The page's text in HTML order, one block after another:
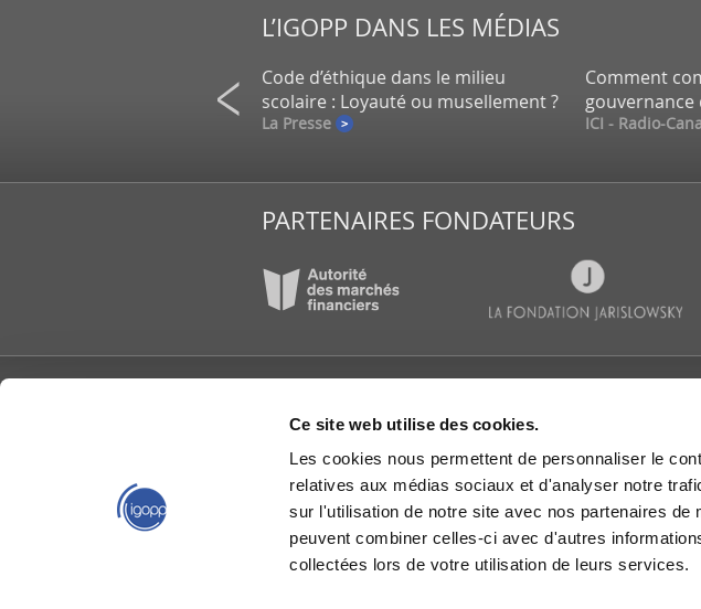
Ce site web utilise des cookies.
Les cookies nous permettent de personnaliser le
relatives aux médias sociaux et d'analyser notre
sur l'utilisation de notre site avec nos partenaires
peuvent combiner celles-ci avec d'autres
collectées lors de votre utilisation de leurs services.
L’IGOPP DANS LES MÉDIAS
gros placement de la CDPQ
Code d’éthique dans le milieu
scolaire : Loyauté ou musellement ?
La Presse
Comment
gouvernance
ICI - Radio-
PARTENAIRES FONDATEURS
Conseil d’administration
Équipe de l'IGOPP
Gouvernance créatrice
Groupes de travail
La gouvernance en bref
Études et rapports de
recherche
Groupes de travail
IGOPP dans les médias
Livres
Mémoires et avis
IGOPP